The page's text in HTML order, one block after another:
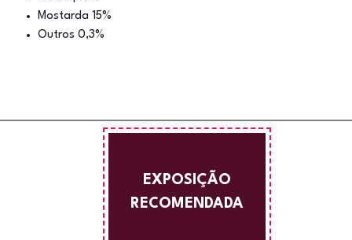
Mostarda 15%
Outros 0,3%
EXPOSIÇÃO
RECOMENDADA